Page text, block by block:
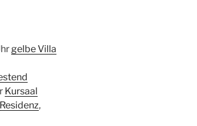
gelbe Villa
Kursaal
Residenz,